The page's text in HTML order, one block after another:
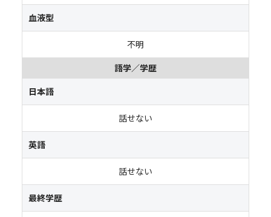
血液型
不明
語学／学歴
日本語
話せない
英語
話せない
最終学歴